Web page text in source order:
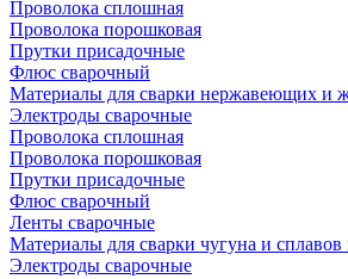
Проволока сплошная
Проволока порошковая
Прутки присадочные
Флюс сварочный
Материалы для сварки нержавеющих и
Электроды сварочные
Проволока сплошная
Проволока порошковая
Прутки присадочные
Флюс сварочный
Ленты сварочные
Материалы для сварки чугуна и сплавов
Электроды сварочные